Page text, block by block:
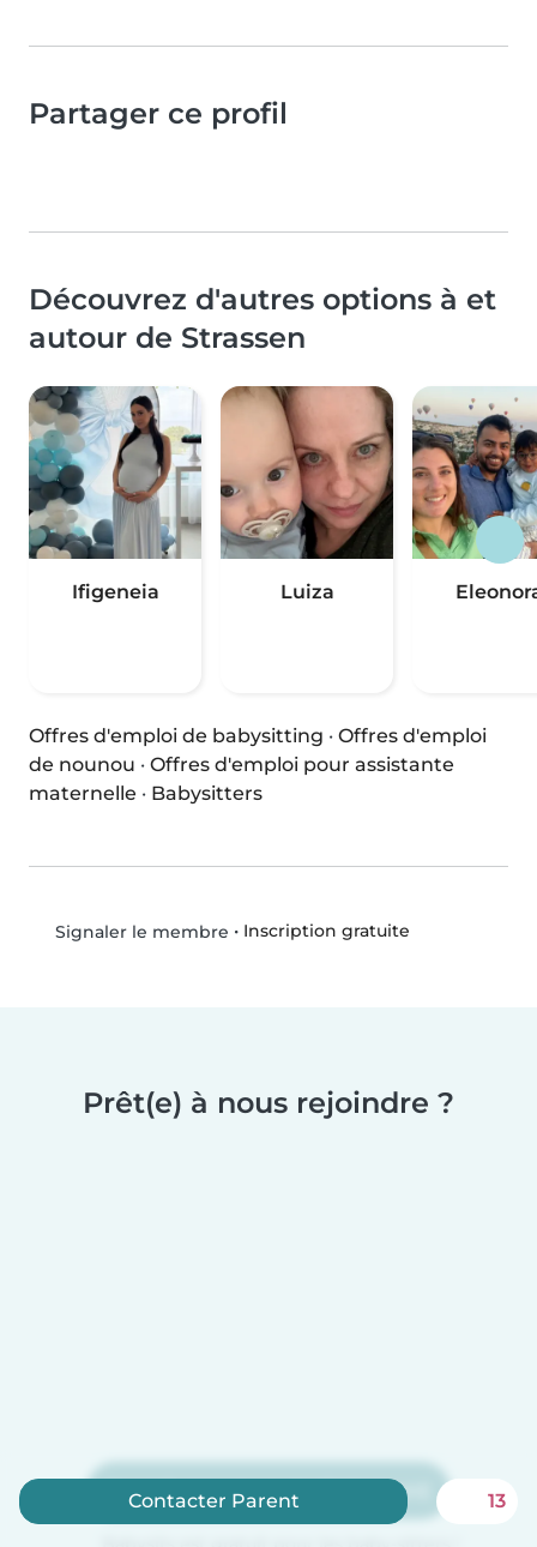
Partager ce profil
Découvrez d'autres options à et
autour de Strassen
Ifigeneia Luiza
Offres d'emploi de babysitting · Offres d'emploi
de nounou · Offres d'emploi pour assistante
maternelle · Babysitters
Signaler le membre • Inscription gratuite
Prêt(e) à nous rejoindre ?
Inscrivez-vous maintenant
Contacter Parent 13